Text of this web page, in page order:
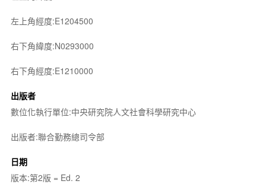
左上角經度:E1204500
右下角緯度:N0293000
右下角經度:E1210000
出版者
數位化執行單位:中央研究院人文社會科學研究中心
出版者:聯合勤務總司令部
日期
版本:第2版 = Ed. 2